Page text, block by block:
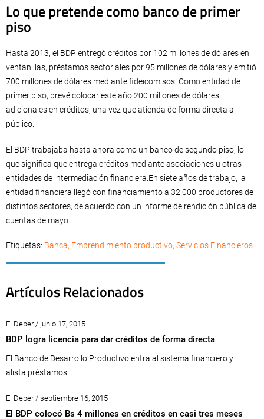
Lo que pretende como banco de primer
piso
Hasta 2013, el BDP entregó créditos por 102 millones de dólares en
ventanillas, préstamos sectoriales por 95 millones de dólares y emitió
700 millones de dólares mediante fideicomisos. Como entidad de
primer piso, prevé colocar este año 200 millones de dólares
adicionales en créditos, una vez que atienda de forma directa al
público.
El BDP trabajaba hasta ahora como un banco de segundo piso, lo
que significa que entrega créditos mediante asociaciones u otras
entidades de intermediación financiera.En siete años de trabajo, la
entidad financiera llegó con financiamiento a 32.000 productores de
distintos sectores, de acuerdo con un informe de rendición pública de
cuentas de mayo.
Etiquetas: Banca, Emprendimiento productivo, Servicios Financieros
Artículos Relacionados
El Deber / junio 17, 2015
BDP logra licencia para dar créditos de forma directa
El Banco de Desarrollo Productivo entra al sistema financiero y
alista préstamos...
El Deber / septiembre 16, 2015
El BDP colocó Bs 4 millones en créditos en casi tres meses